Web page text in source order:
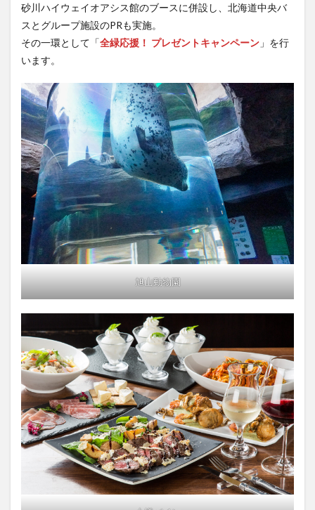
砂川ハイウェイオアシス館のブースに併設し、北海道中央バ
スとグループ施設のPRも実施。
その一環として「全緑応援！ プレゼントキャンペーン 」を行
います。
旭山動物園